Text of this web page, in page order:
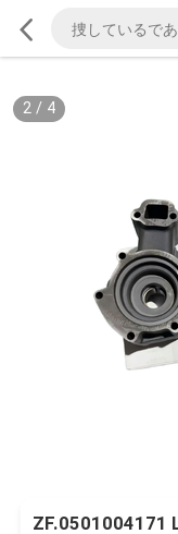
2/ 4
ZF.0501004171